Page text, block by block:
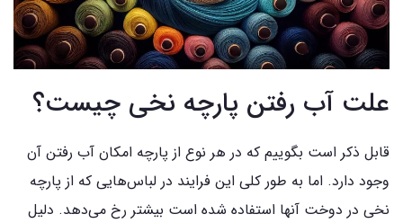
علت آب رفتن پارچه نخی چیست؟
قابل ذکر است بگوییم که در هر نوع از پارچه امکان آب رفتن آن
وجود دارد. اما به طور کلی این فرایند در لباس‌هایی که از پارچه
نخی در دوخت آنها استفاده شده است بیشتر رخ می‌دهد. دلیل